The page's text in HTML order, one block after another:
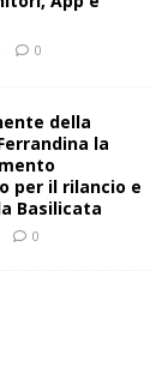
0
della
la
per il rilancio e
Basilicata
0